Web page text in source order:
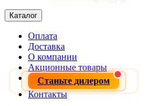
Каталог
Оплата
Доставка
О компании
Акционные товары
Станьте дилером
Контакты